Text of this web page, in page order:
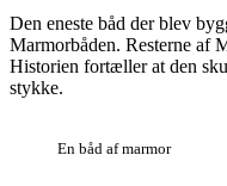
Den eneste båd der blev
Marmorbåden. Resterne af
Historien fortæller at den
stykke.
En båd af marmor